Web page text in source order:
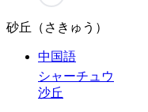
砂丘（さきゅう）
中国語
シャーチュウ
沙丘